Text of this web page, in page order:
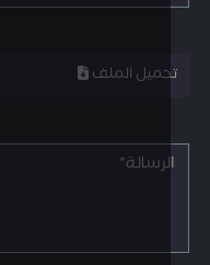
الملف